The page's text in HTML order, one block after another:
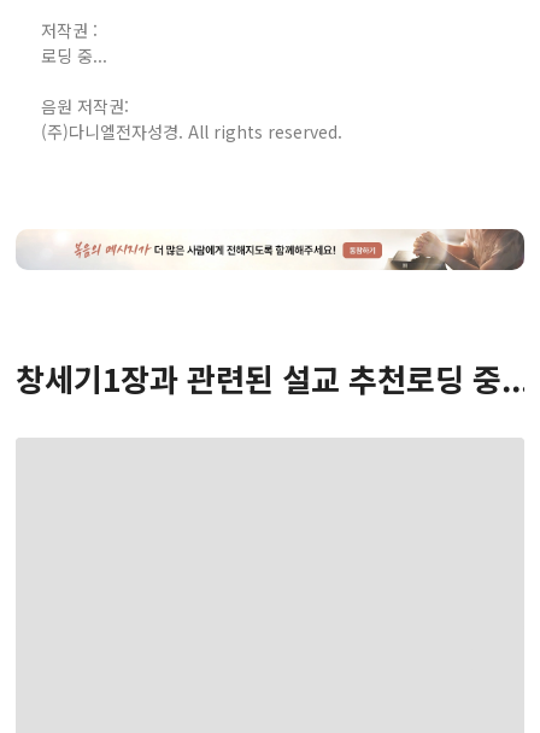
저작권 :
로딩 중...
음원 저작권:
(주)다니엘전자성경. All rights reserved.
창세기1장과 관련된 설교 추천로딩 중...